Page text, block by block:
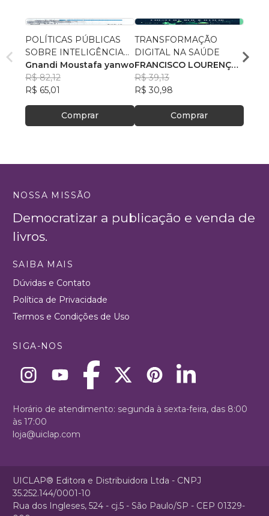
POLÍTICAS PÚBLICAS
SOBRE INTELIGÊNCIA
ARTIFICIAL
Gnandi Moustafa yanwo
R$ 82,12
R$ 65,01
Comprar
TRANSFORMAÇÃO
DIGITAL NA SAÚDE
FRANCISCO LOURENÇO
DUARTE ARCE JUNIOR
R$ 39,13
R$ 30,98
Comprar
NOSSA MISSÃO
Democratizar a publicação e venda de
livros.
SAIBA MAIS
Dúvidas e Contato
Política de Privacidade
Termos e Condições de Uso
SIGA-NOS
Horário de atendimento: segunda à sexta-feira, das 8:00
às 17:00
loja@uiclap.com
UICLAP® Editora e Distribuidora Ltda - CNPJ
35.252.144/0001-10
Rua dos Ingleses, 524 - cj.5 - São Paulo/SP - CEP 01329-